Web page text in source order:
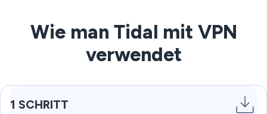
Wie man Tidal mit VPN
verwendet
1 SCHRITT